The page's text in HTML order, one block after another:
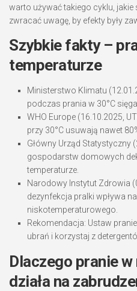
warto używać takiego cyklu,
zwracać uwagę, by efekty były
Szybkie fakty –
temperaturze
Ministerstwo Klimatu
podczas prania w 30°C sięga
WHO Europe (16.10.2025,
przy 30°C usuwają nawet
Główny Urząd Statystyczny
gospodarstw domowych
temperaturze.
Narodowy Instytut Zdrowia
dezynfekcja pralki wpływa
niskotemperaturowego.
Rekomendacja: Ustaw
ubrań i korzystaj z
Dlaczego pranie
działa na